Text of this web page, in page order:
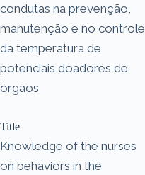
condutas na prevenção,
manutenção e no controle
da temperatura de
potenciais doadores de
órgãos
Title
Knowledge of the nurses
on behaviors in the